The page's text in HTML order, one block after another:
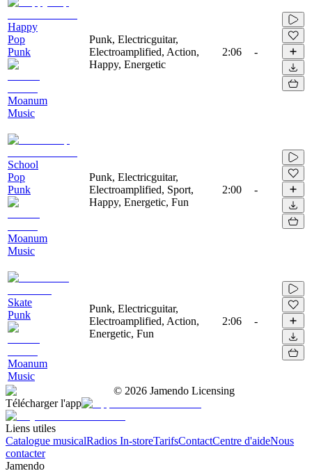
Happy
Pop
Punk
Moanum
Music
Punk, Electricguitar,
Electroamplified, Action,
Happy, Energetic
2:06 -
School
Pop
Punk
Moanum
Music
Punk, Electricguitar,
Electroamplified, Sport,
Happy, Energetic, Fun
2:00 -
Skate
Punk
Moanum
Music
Punk, Electricguitar,
Electroamplified, Action,
Energetic, Fun
2:06 -
© 2026 Jamendo Licensing
Télécharger l'app
Liens utiles
Catalogue musicalRadios In-storeTarifsContactCentre d'aideNous
contacter
Jamendo